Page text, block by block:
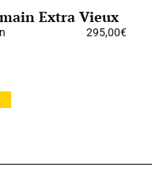
Extra Vieux
295,00€